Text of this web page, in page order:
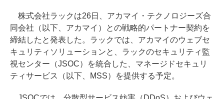
株式会社ラックは26日、アカマイ・テクノロジーズ合
同会社（以下、アカマイ）との戦略的パートナー契約を
締結したと発表した。ラックでは、アカマイのウェブセ
キュリティソリューションと、ラックのセキュリティ監
視センター（JSOC）を統合した、マネージドセキュリ
ティサービス（以下、MSS）を提供する予定。